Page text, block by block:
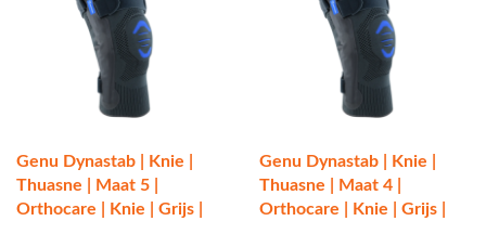
Genu Dynastab | Knie |
Thuasne | Maat 5 |
Orthocare | Knie | Grijs |
Genu Dynastab | Knie |
Thuasne | Maat 4 |
Orthocare | Knie | Grijs |